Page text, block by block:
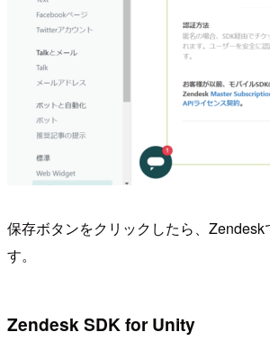
保存ボタンをクリックしたら、
す。
Zendesk SDK for Unity